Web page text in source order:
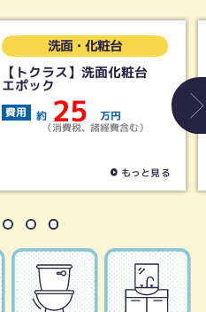
洗面・化粧台
【トクラス】洗面化粧台
エポック
費用 約 25 万円
（消費税、諸経費含む）
もっと見る